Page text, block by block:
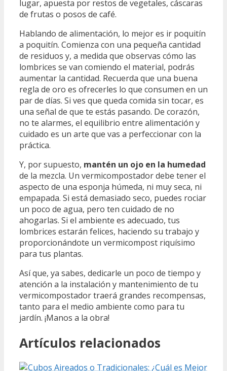
lugar, apuesta por restos de vegetales, cáscaras
de frutas o posos de café.
Hablando de alimentación, lo mejor es ir poquitín
a poquitín. Comienza con una pequeña cantidad
de residuos y, a medida que observas cómo las
lombrices se van comiendo el material, podrás
aumentar la cantidad. Recuerda que una buena
regla de oro es ofrecerles lo que consumen en un
par de días. Si ves que queda comida sin tocar, es
una señal de que te estás pasando. De corazón,
no te alarmes, el equilibrio entre alimentación y
cuidado es un arte que vas a perfeccionar con la
práctica.
Y, por supuesto, mantén un ojo en la humedad
de la mezcla. Un vermicompostador debe tener el
aspecto de una esponja húmeda, ni muy seca, ni
empapada. Si está demasiado seco, puedes rociar
un poco de agua, pero ten cuidado de no
ahogarlas. Si el ambiente es adecuado, tus
lombrices estarán felices, haciendo su trabajo y
proporcionándote un vermicompost riquísimo
para tus plantas.
Así que, ya sabes, dedicarle un poco de tiempo y
atención a la instalación y mantenimiento de tu
vermicompostador traerá grandes recompensas,
tanto para el medio ambiente como para tu
jardín. ¡Manos a la obra!
Artículos relacionados